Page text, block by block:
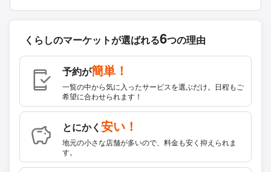
くらしのマーケットが選ばれる6つの理由
予約が簡単！
一覧の中から気に入ったサービスを選ぶだけ。日程もご
希望に合わせられます！
とにかく 安い！
地元の小さな店舗が多いので、料金も安く抑えられま
す。